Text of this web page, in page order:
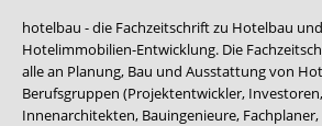
hotelbau - die Fachzeitschrift zu Hotelbau
Hotelimmobilien-Entwicklung. Die
alle an Planung, Bau und Ausstattung von
Berufsgruppen (Projektentwickler,
Innenarchitekten, Bauingenieure,